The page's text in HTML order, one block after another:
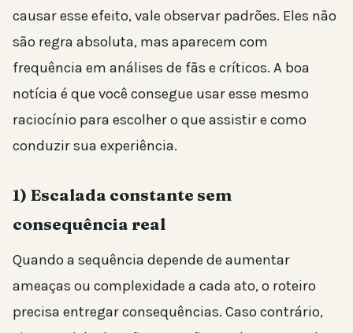
causar esse efeito, vale observar padrões. Eles não
são regra absoluta, mas aparecem com
frequência em análises de fãs e críticos. A boa
notícia é que você consegue usar esse mesmo
raciocínio para escolher o que assistir e como
conduzir sua experiência.
1) Escalada constante sem
consequência real
Quando a sequência depende de aumentar
ameaças ou complexidade a cada ato, o roteiro
precisa entregar consequências. Caso contrário,